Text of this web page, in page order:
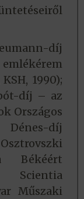
díj
1990);
díj – az
Országos
díj
Békéért
Scientia
Műszaki